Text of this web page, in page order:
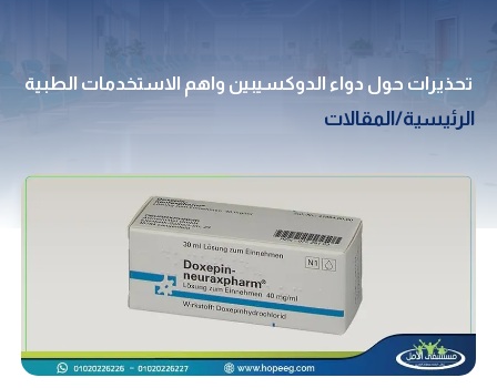
تحذيرات حول دواء الدوكسيبين واهم الاستخدمات الطبية
الرئيسية/المقالات